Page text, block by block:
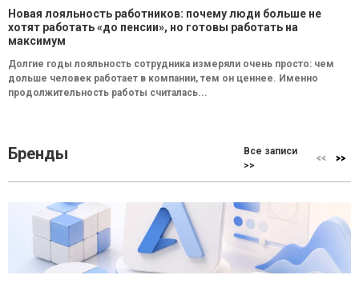
Новая лояльность работников: почему люди больше не
хотят работать «до пенсии», но готовы работать на
максимум
Долгие годы лояльность сотрудника измеряли очень просто: чем
дольше человек работает в компании, тем он ценнее. Именно
продолжительность работы считалась...
Бренды
Все записи
>>